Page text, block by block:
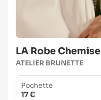
LA Robe Chemise
ATELIER BRUNETTE
Pochette
17 €